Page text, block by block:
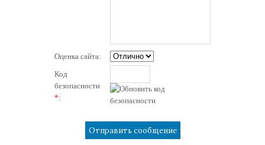
Оценка сайта:
Код
безопасности
*: